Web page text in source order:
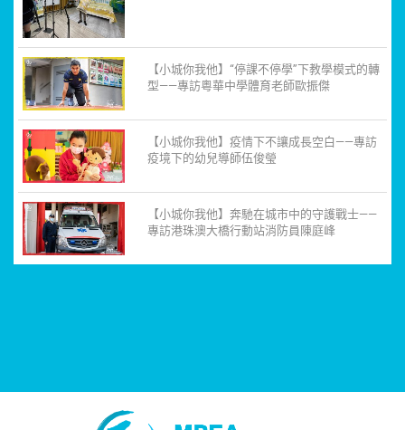
【小城你我他】“停課不停學”下教學模式的轉
型——專訪粵華中學體育老師歐振傑
【小城你我他】疫情下不讓成長空白——專訪
疫境下的幼兒導師伍俊瑩
【小城你我他】奔馳在城市中的守護戰士——
專訪港珠澳大橋行動站消防員陳庭峰